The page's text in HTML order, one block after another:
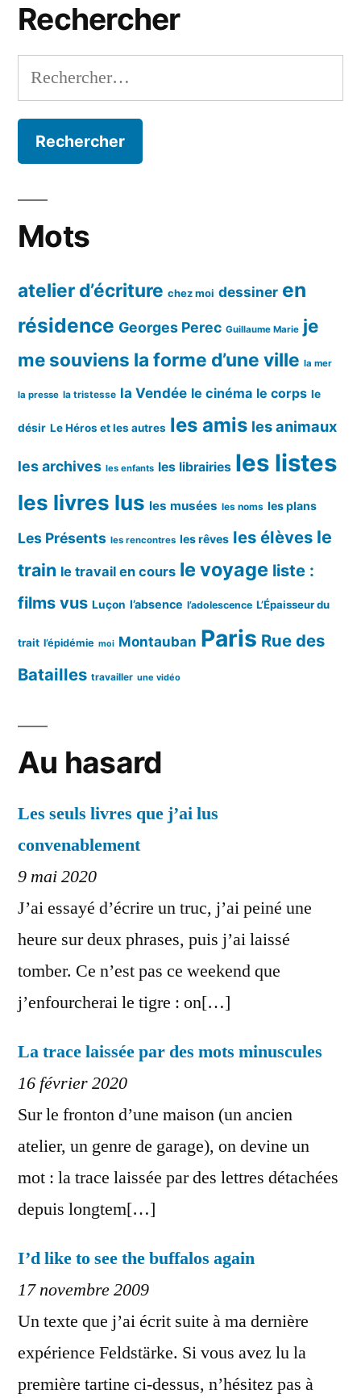
Rechercher
Rechercher :
Mots
atelier d’écriture chez moi dessiner en
résidence Georges Perec Guillaume Marie je
me souviens la forme d’une ville la mer
la presse la tristesse la Vendée le cinéma le corps le
désir Le Héros et les autres les amis les animaux
les archives les enfants les librairies les listes
les livres lus les musées les noms les plans
Les Présents les rencontres les rêves les élèves le
train le travail en cours le voyage liste :
films vus Luçon l’absence l’adolescence L’Épaisseur du
trait l’épidémie moi Montauban Paris Rue des
Batailles travailler une vidéo
Au hasard
Les seuls livres que j’ai lus
convenablement
9 mai 2020
J’ai essayé d’écrire un truc, j’ai peiné une
heure sur deux phrases, puis j’ai laissé
tomber. Ce n’est pas ce weekend que
j’enfourcherai le tigre : on[…]
La trace laissée par des mots minuscules
16 février 2020
Sur le fronton d’une maison (un ancien
atelier, un genre de garage), on devine un
mot : la trace laissée par des lettres détachées
depuis longtem[…]
I’d like to see the buffalos again
17 novembre 2009
Un texte que j’ai écrit suite à ma dernière
expérience Feldstärke. Si vous avez lu la
première tartine ci-dessus, n’hésitez pas à